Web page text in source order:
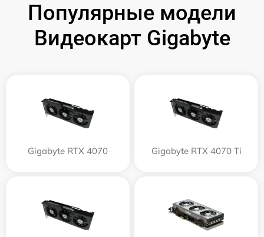
Популярные модели
Видеокарт Gigabyte
Gigabyte RTX 4070 Gigabyte RTX 4070 Ti